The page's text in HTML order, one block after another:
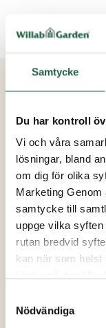
Samtycke
Du har kontroll
Vi och våra
lösningar, bland
om dig för olika
Marketing Genom
samtycke till
uppge vilka
rutan bredvid
kan när som
använder kakor
Nödvändiga
Färgvalen har
Colours. En
luftföroreningar
Tyg
Material-
och kyla.
Skötsel-
och ljummet
Färg-
mörkgrå eller
Garantier tyg